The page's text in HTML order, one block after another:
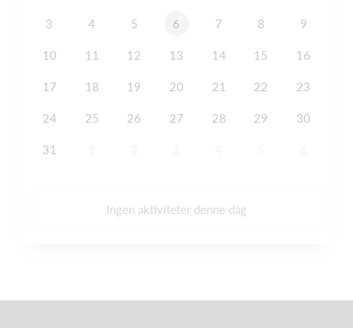
3 4 5 6 7 8 9
10 11 12 13 14 15 16
17 18 19 20 21 22 23
24 25 26 27 28 29 30
31
Ingen aktiviteter denne dag